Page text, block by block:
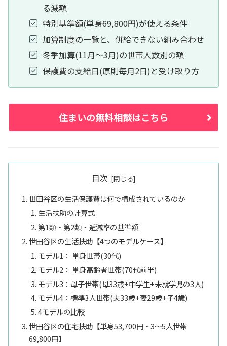
る減額
特別基準額(単身69,800円)が使える条件
加算制度の一覧と、併給できない組み合わせ
冬季加算(11月〜3月)の世帯人数別の額
保護費の支給日(原則毎月2日)と受け取り方
住まいの無料相談はこちら
目次
世田谷区の生活保護費は何で構成されているのか
生活扶助の計算式
第1類・第2類・逓減率の基準額
世田谷区の生活扶助【4つのモデルケース】
モデル1： 単身世帯(30代)
モデル2： 単身高齢者世帯(70代前半)
モデル3：母子世帯(母33歳+中学生+未就学児の3人)
モデル4：標準3人世帯(夫33歳+妻29歳+子4歳)
4モデルの比較
世田谷区の住宅扶助【単身53,700円・3〜5人世帯
69,800円】